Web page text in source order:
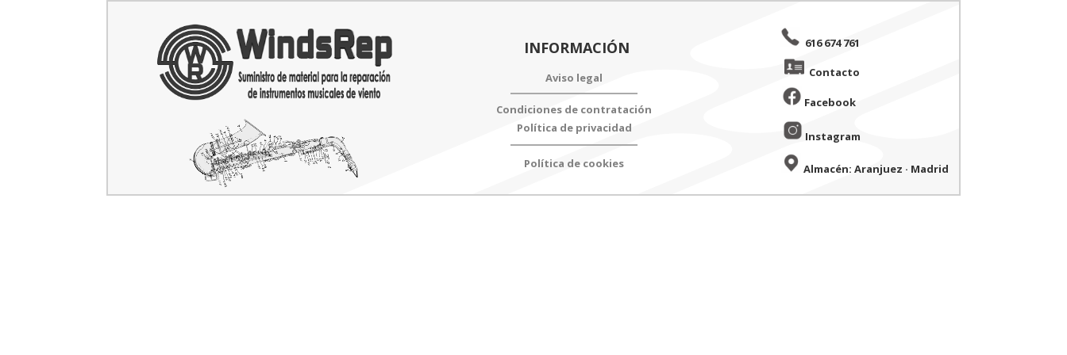
INFORMACIÓN
Aviso legal
Condiciones de contratación
Política de privacidad
Política de cookies
616 674 761
Contacto
Facebook
Instagram
Almacén: Aranjuez · Madrid